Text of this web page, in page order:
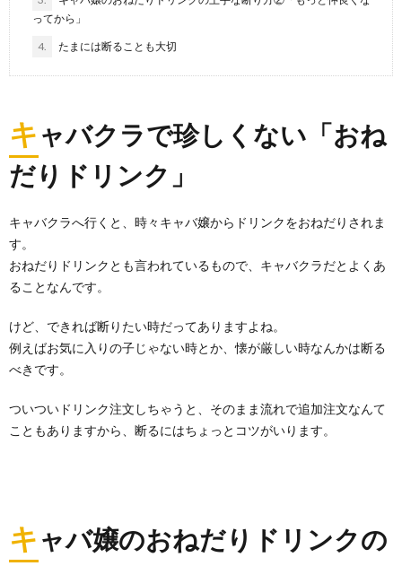
ってから」
4. たまには断ることも大切
キ ャバクラで珍しくない「おね
だりドリンク」
キャバクラへ行くと、時々キャバ嬢からドリンクをおねだりされま
す。
おねだりドリンクとも言われているもので、キャバクラだとよくあ
ることなんです。
けど、できれば断りたい時だってありますよね。
例えばお気に入りの子じゃない時とか、懐が厳しい時なんかは断る
べきです。
ついついドリンク注文しちゃうと、そのまま流れで追加注文なんて
こともありますから、断るにはちょっとコツがいります。
キ ャバ嬢のおねだりドリンクの